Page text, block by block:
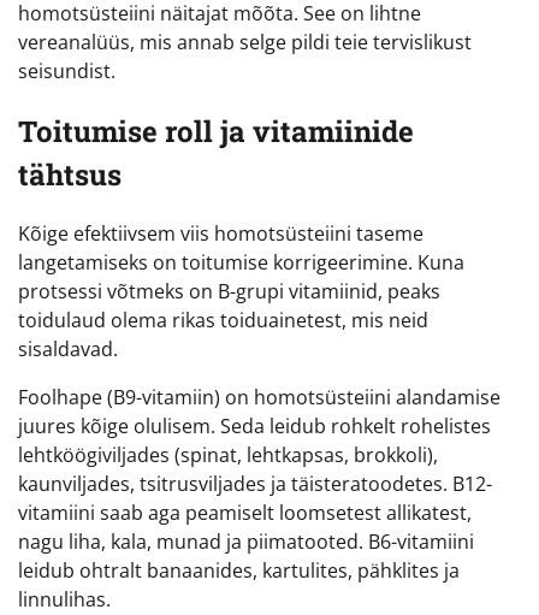
homotsüsteiini näitajat mõõta. See on lihtne
vereanalüüs, mis annab selge pildi teie tervislikust
seisundist.
Toitumise roll ja vitamiinide
tähtsus
Kõige efektiivsem viis homotsüsteiini taseme
langetamiseks on toitumise korrigeerimine. Kuna
protsessi võtmeks on B-grupi vitamiinid, peaks
toidulaud olema rikas toiduainetest, mis neid
sisaldavad.
Foolhape (B9-vitamiin) on homotsüsteiini alandamise
juures kõige olulisem. Seda leidub rohkelt rohelistes
lehtköögiviljades (spinat, lehtkapsas, brokkoli),
kaunviljades, tsitrusviljades ja täisteratoodetes. B12-
vitamiini saab aga peamiselt loomsetest allikatest,
nagu liha, kala, munad ja piimatooted. B6-vitamiini
leidub ohtralt banaanides, kartulites, pähklites ja
linnulihas.